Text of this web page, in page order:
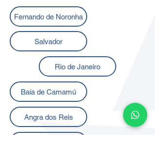
Salvador
Baía de Camamú
Angra dos Reis
Fernando de Noronha
Rio de Janeiro